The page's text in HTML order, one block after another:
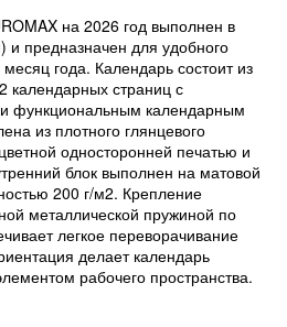
на 2026 год выполнен в
предназначен для удобного
года. Календарь состоит из
календарных страниц с
функциональным календарным
из плотного глянцевого
односторонней печатью и
блок выполнен на матовой
200 г/м2. Крепление
металлической пружиной по
легкое переворачивание
делает календарь
рабочего пространства.